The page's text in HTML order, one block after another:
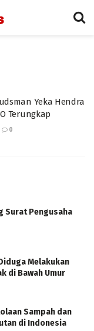
Yeka Hendra
Terungkap
0
Surat Pengusaha
Melakukan
di Bawah Umur
Sampah dan
di Indonesia